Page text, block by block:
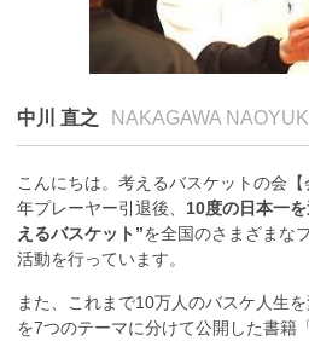
中川 直之 NAKAGAWA NAOYUKI
こんにちは。考えるバスケットの会
年プレーヤー引退後、 10度の日本一
えるバスケット”を全国のさまざまな
活動を行っています。
また、これまで10万人のバスケ人生
を7つのテーマに分けて公開した書籍